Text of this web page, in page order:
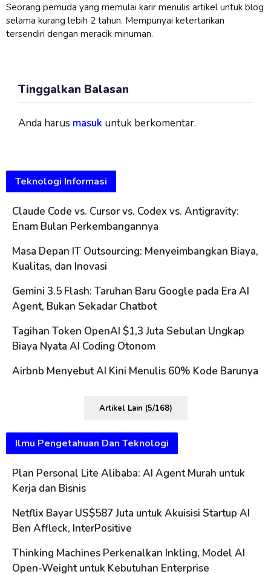
Seorang pemuda yang memulai karir menulis artikel untuk blog
selama kurang lebih 2 tahun. Mempunyai ketertarikan
tersendiri dengan meracik minuman.
Tinggalkan Balasan
Anda harus masuk untuk berkomentar.
Teknologi Informasi
Claude Code vs. Cursor vs. Codex vs. Antigravity:
Enam Bulan Perkembangannya
Masa Depan IT Outsourcing: Menyeimbangkan Biaya,
Kualitas, dan Inovasi
Gemini 3.5 Flash: Taruhan Baru Google pada Era AI
Agent, Bukan Sekadar Chatbot
Tagihan Token OpenAI $1,3 Juta Sebulan Ungkap
Biaya Nyata AI Coding Otonom
Airbnb Menyebut AI Kini Menulis 60% Kode Barunya
Artikel Lain (5/168)
Ilmu Pengetahuan Dan Teknologi
Plan Personal Lite Alibaba: AI Agent Murah untuk
Kerja dan Bisnis
Netflix Bayar US$587 Juta untuk Akuisisi Startup AI
Ben Affleck, InterPositive
Thinking Machines Perkenalkan Inkling, Model AI
Open-Weight untuk Kebutuhan Enterprise